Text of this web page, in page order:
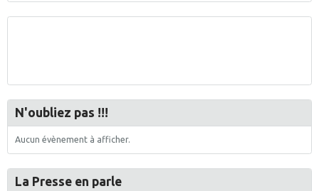
N'oubliez pas !!!
Aucun évènement à afficher.
La Presse en parle